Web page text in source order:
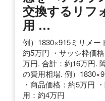
交換するリフ
用 …
例）1830×915ミリメー
約5万円 ・サッシ枠価
万円. 合計：約16万円.
の費用相場. 例）
・商品価格：約5万円
用：約4万円